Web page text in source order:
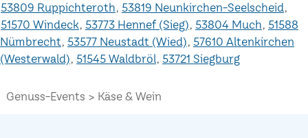
53809 Ruppichteroth 53819 Neunkirchen-Seelscheid
51570 Windeck 53773 Hennef (Sieg) 53804 Much 51588
Nümbrecht 53577 Neustadt (Wied) 57610 Altenkirchen
(Westerwald) 51545 Waldbröl 53721 Siegburg
Genuss-Events Käse & Wein